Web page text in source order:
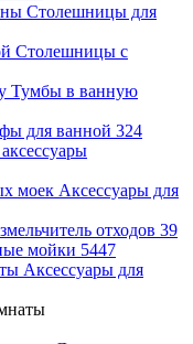
Столешницы для
Столешницы с
Тумбы в ванную
для ванной 324
Аксессуары для
отходов 39
мойки 5447
Аксессуары для